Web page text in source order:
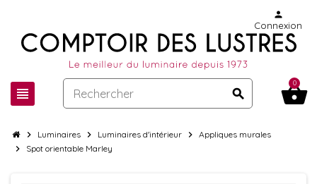
view_headline search
person
Connexion
shopping_basket
0
chevron_right Luminaires chevron_right Luminaires d'intérieur chevron_right Appliques murales
chevron_right Spot orientable Marley